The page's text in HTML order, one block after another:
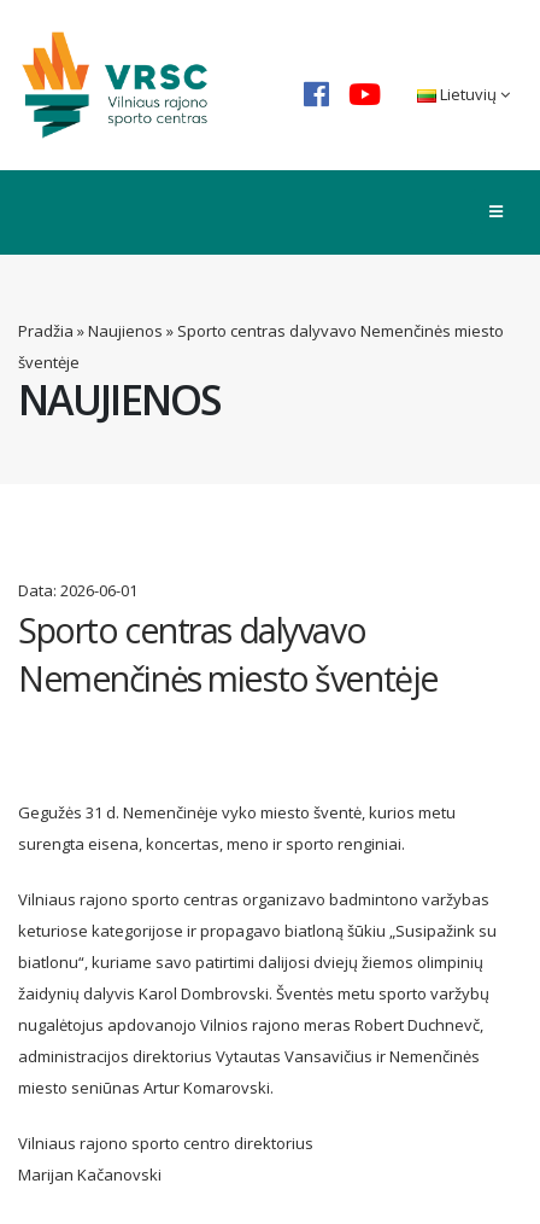
Lietuvių
NAUJIENOS
Pradžia »Naujienos » Sporto centras dalyvavo Nemenčinės miesto
šventėje
Data: 2026-06-01
Sporto centras dalyvavo
Nemenčinės miesto šventėje
Gegužės 31 d. Nemenčinėje vyko miesto šventė, kurios metu
surengta eisena, koncertas, meno ir sporto renginiai.
Vilniaus rajono sporto centras organizavo badmintono varžybas
keturiose kategorijose ir propagavo biatloną šūkiu „Susipažink su
biatlonu“, kuriame savo patirtimi dalijosi dviejų žiemos olimpinių
žaidynių dalyvis Karol Dombrovski. Šventės metu sporto varžybų
nugalėtojus apdovanojo Vilnios rajono meras Robert Duchnevč,
administracijos direktorius Vytautas Vansavičius ir Nemenčinės
miesto seniūnas Artur Komarovski.
Vilniaus rajono sporto centro direktorius
Marijan Kačanovski